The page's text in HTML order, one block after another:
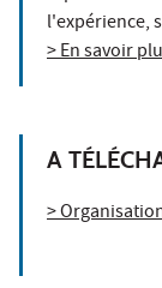
l'expérience,
> En savoir
A
>